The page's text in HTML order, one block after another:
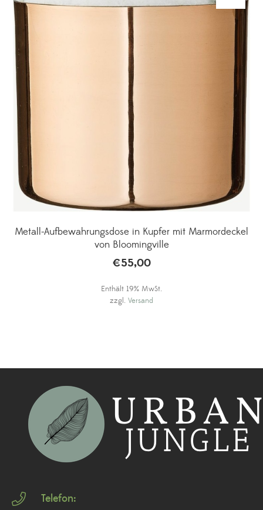
Metall-Aufbewahrungsdose in Kupfer mit Marmordeckel
von Bloomingville
€55,00
Enthält 19% MwSt.
zzgl. Versand
Telefon: